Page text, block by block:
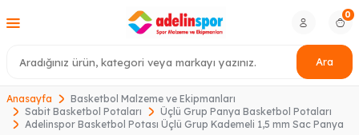
Ara
0
Anasayfa
Basketbol Malzeme ve Ekipmanları
Sabit Basketbol Potaları
Üçlü Grup Panya Basketbol Potaları
Adelinspor Basketbol Potası Üçlü Grup Kademeli 1,5 mm Sac Panya